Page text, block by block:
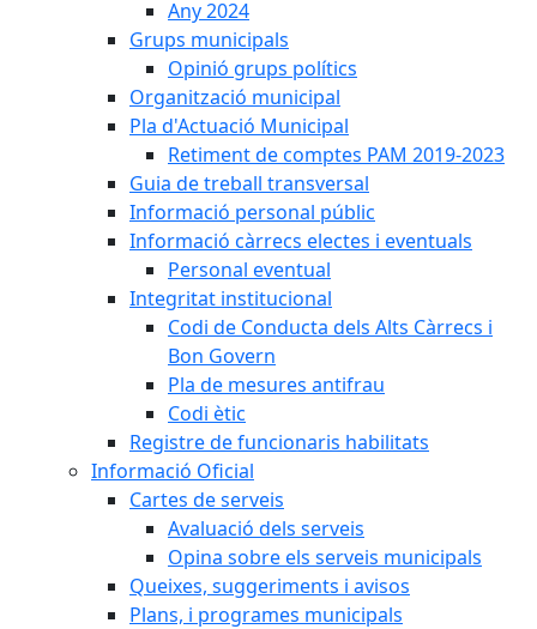
Any 2024
Grups municipals
Opinió grups polítics
Organització municipal
Pla d'Actuació Municipal
Retiment de comptes PAM 2019-2023
Guia de treball transversal
Informació personal públic
Informació càrrecs electes i eventuals
Personal eventual
Integritat institucional
Codi de Conducta dels Alts Càrrecs i
Bon Govern
Pla de mesures antifrau
Codi ètic
Registre de funcionaris habilitats
Informació Oficial
Cartes de serveis
Avaluació dels serveis
Opina sobre els serveis municipals
Queixes, suggeriments i avisos
Plans, i programes municipals